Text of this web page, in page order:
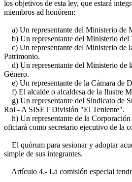
los objetivos de esta ley, que estará
miembros ad honórem:
a) Un representante del Ministerio de
b) Un representante del Ministerio del
c) Un representante del Ministerio de
Patrimonio.
d) Un representante del Ministerio de
Género.
e) Un representante de la Cámara de
f) El alcalde o alcaldesa de la Ilustre
g) Un representante del Sindicato de
Rol - A SISET División "El Teniente".
h) Un representante de la
oficiará como secretario ejecutivo de la
El quórum para sesionar y adoptar
simple de sus integrantes.
Artículo 4.- La comisión especial